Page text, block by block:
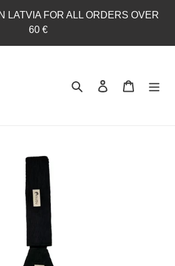
LATVIA FOR ALL ORDERS OVER
60 €
Search Log in Cart